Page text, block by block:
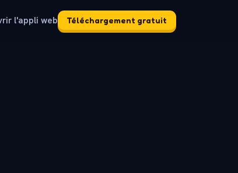
l'appli web Téléchargement gratuit